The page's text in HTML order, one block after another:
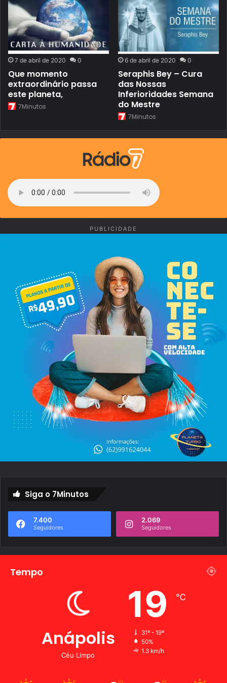
7 de abril de 2020 0
Que momento
extraordinário passa
este planeta,
7Minutos
6 de abril de 2020 0
Seraphis Bey – Cura
das Nossas
Inferioridades Semana
do Mestre
7Minutos
PUBLICIDADE
Siga o 7Minutos
7.400
Seguidores
2.069
Seguidores
Tempo
Anápolis
Céu Limpo
19 ℃
31º - 19º
50%
1.3 km/h